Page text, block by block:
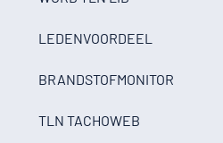
LEDENVOORDEEL
BRANDSTOFMONITOR
TLN TACHOWEB